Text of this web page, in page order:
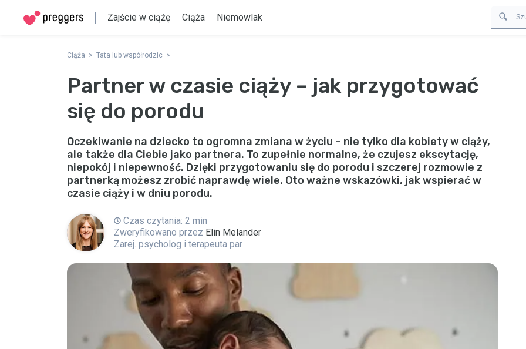
Zajście w ciążę Ciąża Niemowlak
Ciąża Tata lub współrodzic
Partner w czasie ciąży – jak przygotować
się do porodu
Oczekiwanie na dziecko to ogromna zmiana w życiu – nie tylko dla kobiety w ciąży,
ale także dla Ciebie jako partnera. To zupełnie normalne, że czujesz ekscytację,
niepokój i niepewność. Dzięki przygotowaniu się do porodu i szczerej rozmowie z
partnerką możesz zrobić naprawdę wiele. Oto ważne wskazówki, jak wspierać w
czasie ciąży i w dniu porodu.
Czas czytania: 2 min
Zweryfikowano przez Elin Melander
Zarej. psycholog i terapeuta par